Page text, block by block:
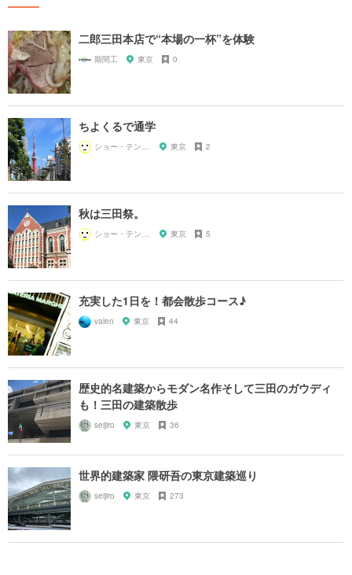
二郎三田本店で“本場の一杯”を体験
期間工 東京 0
ちよくるで通学
ショー・テンガイ 東京 2
秋は三田祭。
ショー・テンガイ 東京 5
充実した1日を！都会散歩コース♪
valen 東京 44
歴史的名建築からモダン名作そして三田のガウディ
も！三田の建築散歩
seijiro 東京 36
世界的建築家 隈研吾の東京建築巡り
seijiro 東京 273